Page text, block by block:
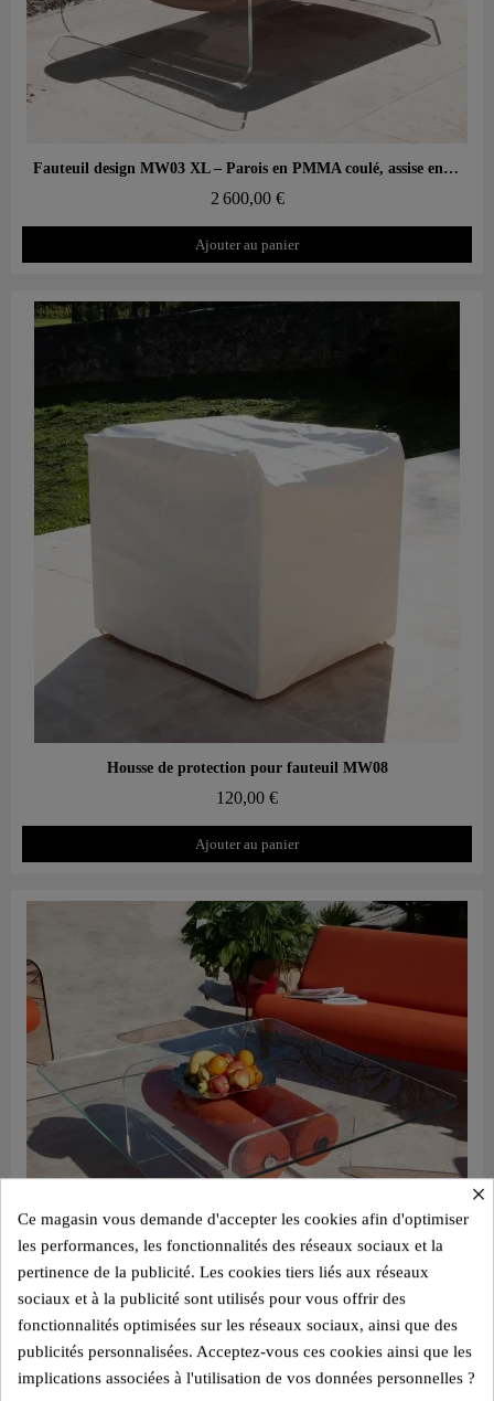
Aperçu rapide Fauteuil design MW03 XL – Parois en PMMA coulé, assise en mousse
2 600,00 €
Ajouter au panier
Aperçu rapide
Housse de protection pour fauteuil MW08
120,00 €
Ajouter au panier
Aperçu rapide
×
Ce magasin vous demande d'accepter les cookies afin d'optimiser
les performances, les fonctionnalités des réseaux sociaux et la
pertinence de la publicité. Les cookies tiers liés aux réseaux
sociaux et à la publicité sont utilisés pour vous offrir des
fonctionnalités optimisées sur les réseaux sociaux, ainsi que des
publicités personnalisées. Acceptez-vous ces cookies ainsi que les
implications associées à l'utilisation de vos données personnelles ?